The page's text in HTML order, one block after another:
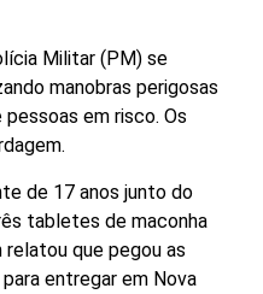
Militar (PM) se
manobras perigosas
em risco. Os
de 17 anos junto do
tabletes de maconha
relatou que pegou as
para entregar em Nova